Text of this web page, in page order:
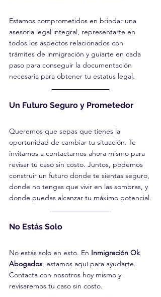
Estamos comprometidos en brindar una
asesoría legal integral, representarte en
todos los aspectos relacionados con
trámites de inmigración y guiarte en cada
paso para conseguir la documentación
necesaria para obtener tu estatus legal.
Un Futuro Seguro y Prometedor
Queremos que sepas que tienes la
oportunidad de cambiar tu situación. Te
invitamos a contactarnos ahora mismo para
revisar tu caso sin costo. Juntos, podemos
construir un futuro donde te sientas seguro,
donde no tengas que vivir en las sombras, y
donde puedas alcanzar tu máximo potencial.
No Estás Solo
No estás solo en esto. En Inmigración Ok
Abogados, estamos aquí para ayudarte.
Contacta con nosotros hoy mismo y
revisaremos tu caso sin costo.